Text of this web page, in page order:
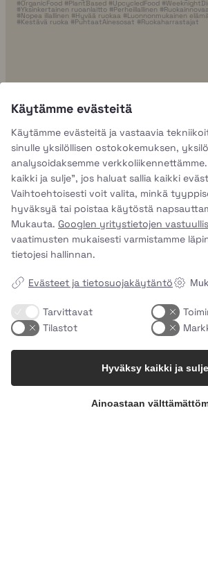
Mikä tekee Easy Mealistä…
0
uhhmami.ruoka
Käytämme evästeitä
Käytämme evästeitä ja vastaavia
sinulle yksilöllisen ostokokemuksen,
analysoidaksemme
kaikki ja sulje", jos haluat sallia kaikki
Vaihtoehtoisesti voit valita, minkä
hyväksyä tai poistaa käytöstä
Mukauta. Googlen yritystietojen
vaatimusten mukaisesti varmistamme
tietojesi hallinnan.
Evästeet ja tietosuojakäytäntö
Tarvittavat
Tilastot
Ainoastaan
Hyväksy kaikki ja sulje